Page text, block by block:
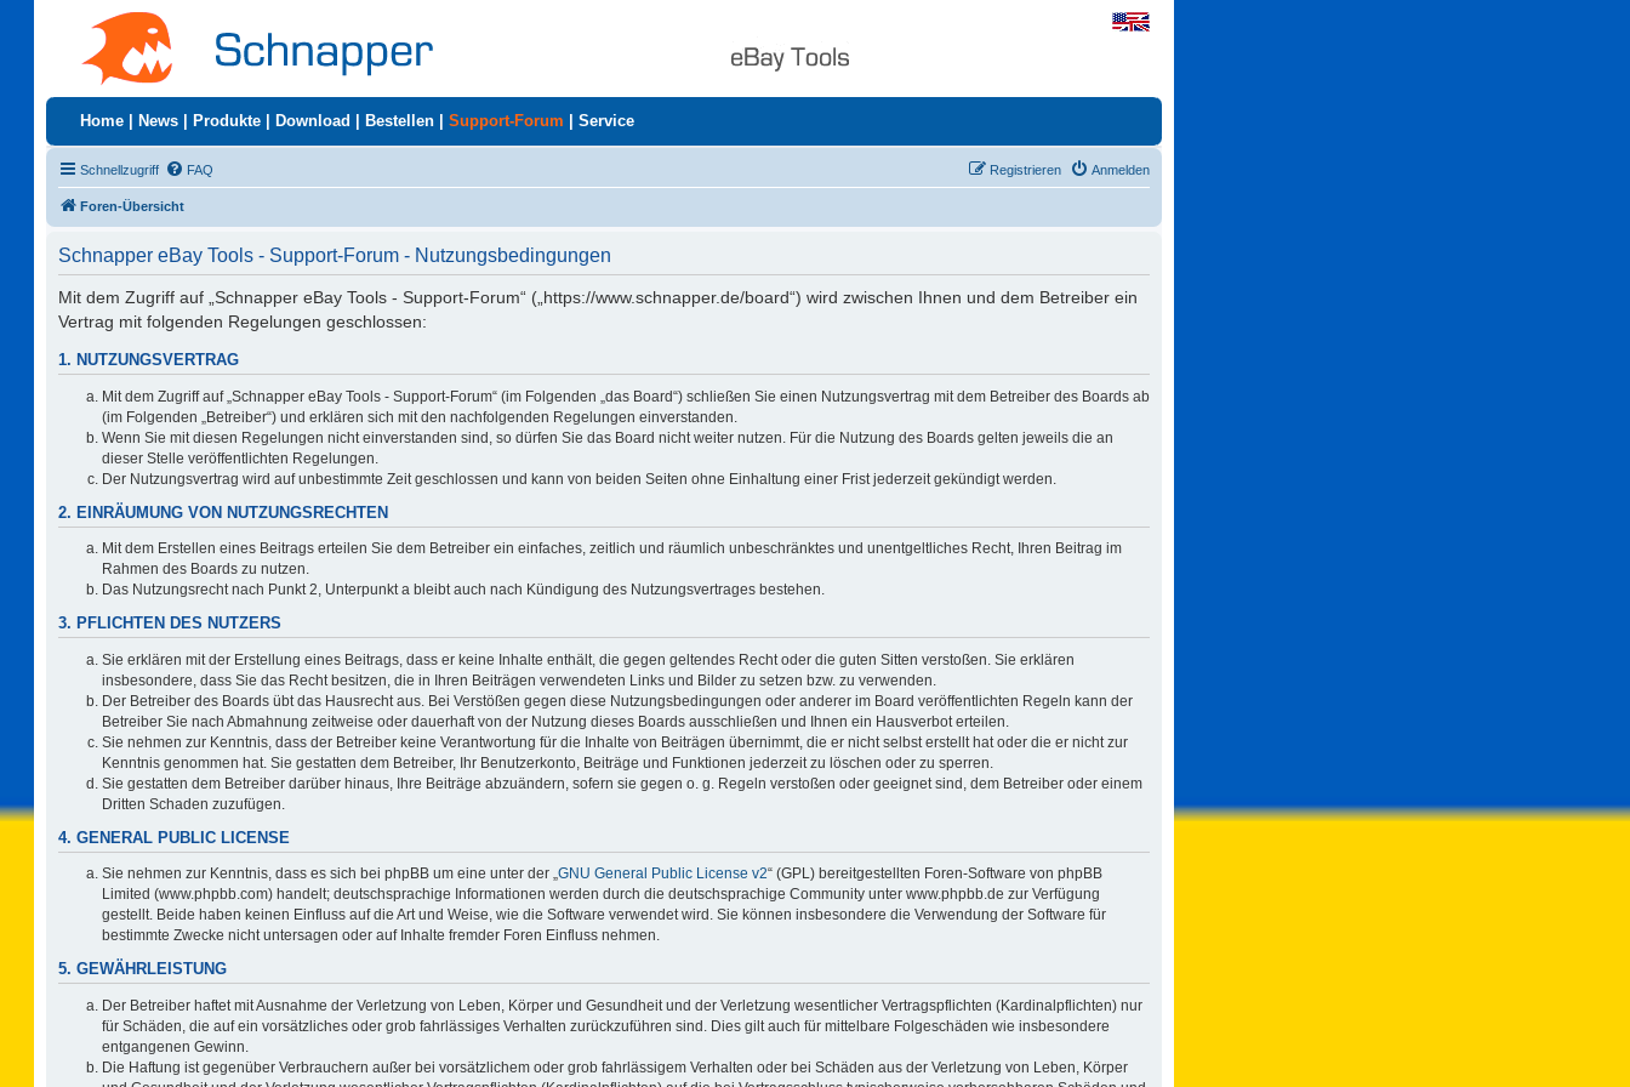
Home News Produkte Download Bestellen Support-Forum Service
Schnellzugriff FAQ Anmelden
Registrieren
Foren-Übersicht
Schnapper eBay Tools - Support-Forum - Nutzungsbedingungen
Mit dem Zugriff auf „Schnapper eBay Tools - Support-Forum“ („https://www.schnapper.de/board“) wird zwischen Ihnen und dem Betreiber ein
Vertrag mit folgenden Regelungen geschlossen:
1. NUTZUNGSVERTRAG
Mit dem Zugriff auf „Schnapper eBay Tools - Support-Forum“ (im Folgenden „das Board“) schließen Sie einen Nutzungsvertrag mit dem Betreiber des Boards ab
(im Folgenden „Betreiber“) und erklären sich mit den nachfolgenden Regelungen einverstanden.
Wenn Sie mit diesen Regelungen nicht einverstanden sind, so dürfen Sie das Board nicht weiter nutzen. Für die Nutzung des Boards gelten jeweils die an
dieser Stelle veröffentlichten Regelungen.
Der Nutzungsvertrag wird auf unbestimmte Zeit geschlossen und kann von beiden Seiten ohne Einhaltung einer Frist jederzeit gekündigt werden.
2. EINRÄUMUNG VON NUTZUNGSRECHTEN
Mit dem Erstellen eines Beitrags erteilen Sie dem Betreiber ein einfaches, zeitlich und räumlich unbeschränktes und unentgeltliches Recht, Ihren Beitrag im
Rahmen des Boards zu nutzen.
Das Nutzungsrecht nach Punkt 2, Unterpunkt a bleibt auch nach Kündigung des Nutzungsvertrages bestehen.
3. PFLICHTEN DES NUTZERS
Sie erklären mit der Erstellung eines Beitrags, dass er keine Inhalte enthält, die gegen geltendes Recht oder die guten Sitten verstoßen. Sie erklären
insbesondere, dass Sie das Recht besitzen, die in Ihren Beiträgen verwendeten Links und Bilder zu setzen bzw. zu verwenden.
Der Betreiber des Boards übt das Hausrecht aus. Bei Verstößen gegen diese Nutzungsbedingungen oder anderer im Board veröffentlichten Regeln kann der
Betreiber Sie nach Abmahnung zeitweise oder dauerhaft von der Nutzung dieses Boards ausschließen und Ihnen ein Hausverbot erteilen.
Sie nehmen zur Kenntnis, dass der Betreiber keine Verantwortung für die Inhalte von Beiträgen übernimmt, die er nicht selbst erstellt hat oder die er nicht zur
Kenntnis genommen hat. Sie gestatten dem Betreiber, Ihr Benutzerkonto, Beiträge und Funktionen jederzeit zu löschen oder zu sperren.
Sie gestatten dem Betreiber darüber hinaus, Ihre Beiträge abzuändern, sofern sie gegen o. g. Regeln verstoßen oder geeignet sind, dem Betreiber oder einem
Dritten Schaden zuzufügen.
4. GENERAL PUBLIC LICENSE
Sie nehmen zur Kenntnis, dass es sich bei phpBB um eine unter der „GNU General Public License v2“ (GPL) bereitgestellten Foren-Software von phpBB
Limited (www.phpbb.com) handelt; deutschsprachige Informationen werden durch die deutschsprachige Community unter www.phpbb.de zur Verfügung
gestellt. Beide haben keinen Einfluss auf die Art und Weise, wie die Software verwendet wird. Sie können insbesondere die Verwendung der Software für
bestimmte Zwecke nicht untersagen oder auf Inhalte fremder Foren Einfluss nehmen.
5. GEWÄHRLEISTUNG
Der Betreiber haftet mit Ausnahme der Verletzung von Leben, Körper und Gesundheit und der Verletzung wesentlicher Vertragspflichten (Kardinalpflichten) nur
für Schäden, die auf ein vorsätzliches oder grob fahrlässiges Verhalten zurückzuführen sind. Dies gilt auch für mittelbare Folgeschäden wie insbesondere
entgangenen Gewinn.
Die Haftung ist gegenüber Verbrauchern außer bei vorsätzlichem oder grob fahrlässigem Verhalten oder bei Schäden aus der Verletzung von Leben, Körper